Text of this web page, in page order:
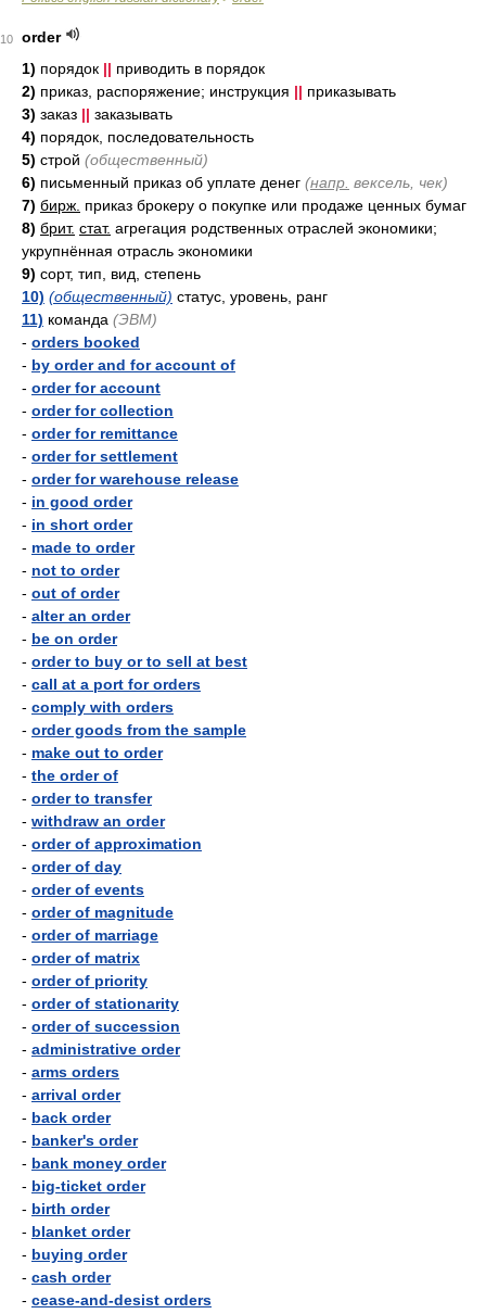
10
order
1) порядок || приводить в порядок
2) приказ, распоряжение; инструкция || приказывать
3) заказ || заказывать
4) порядок, последовательность
5) строй (общественный)
6) письменный приказ об уплате денег (напр. вексель, чек)
7) бирж. приказ брокеру о покупке или продаже ценных бумаг
8) брит. стат. агрегация родственных отраслей экономики;
укрупнённая отрасль экономики
9) сорт, тип, вид, степень
10) (общественный) статус, уровень, ранг
11) команда (ЭВМ)
- orders booked
- by order and for account of
- order for account
- order for collection
- order for remittance
- order for settlement
- order for warehouse release
- in good order
- in short order
- made to order
- not to order
- out of order
- alter an order
- be on order
- order to buy or to sell at best
- call at a port for orders
- comply with orders
- order goods from the sample
- make out to order
- the order of
- order to transfer
- withdraw an order
- order of approximation
- order of day
- order of events
- order of magnitude
- order of marriage
- order of matrix
- order of priority
- order of stationarity
- order of succession
- administrative order
- arms orders
- arrival order
- back order
- banker's order
- bank money order
- big-ticket order
- birth order
- blanket order
- buying order
- cash order
- cease-and-desist orders